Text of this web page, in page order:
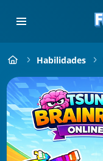
Habilidades